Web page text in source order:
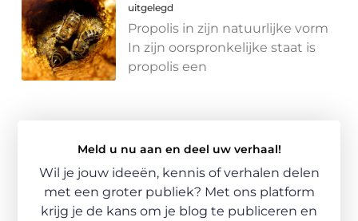
uitgelegd
Propolis in zijn natuurlijke vorm
In zijn oorspronkelijke staat is
propolis een
Meld u nu aan en deel uw verhaal!
Wil je jouw ideeën, kennis of verhalen delen
met een groter publiek? Met ons platform
krijg je de kans om je blog te publiceren en